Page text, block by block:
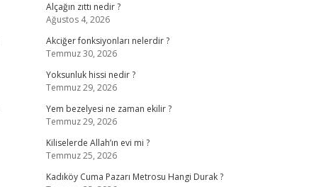
Alçağın zıttı nedir ?
Ağustos 4, 2026
Akciğer fonksiyonları nelerdir ?
Temmuz 30, 2026
Yoksunluk hissi nedir ?
Temmuz 29, 2026
Yem bezelyesi ne zaman ekilir ?
Temmuz 29, 2026
Kiliselerde Allah’ın evi mi ?
Temmuz 25, 2026
Kadıköy Cuma Pazarı Metrosu Hangi Durak ?